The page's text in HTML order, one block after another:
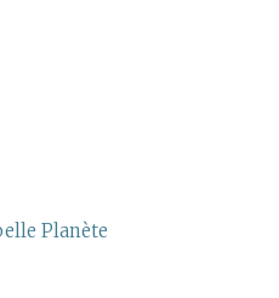
Planète